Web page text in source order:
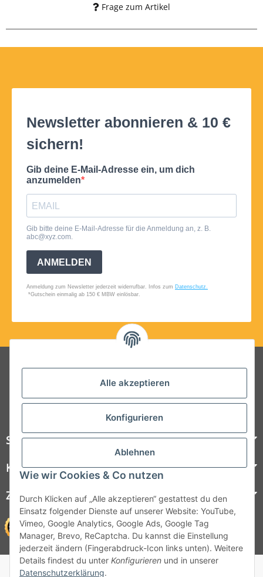
Alle akzeptieren
Konfigurieren
Ablehnen
Wie wir Cookies & Co nutzen
Durch Klicken auf „Alle akzeptieren“ gestattest du den
Einsatz folgender Dienste auf unserer Website: YouTube,
Vimeo, Google Analytics, Google Ads, Google Tag
Manager, Brevo, ReCaptcha. Du kannst die Einstellung
jederzeit ändern (Fingerabdruck-Icon links unten). Weitere
Details findest du unter Konfigurieren und in unserer
Datenschutzerklärung.
Frage zum Artikel
Folgt uns auf Social Media
Steelboxx
Kundenservice
Zahlungsmöglichkeiten
© 1964 - 2026 Lüllmann GmbH